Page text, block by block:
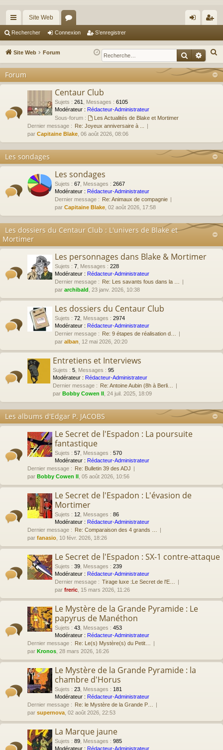
cc
ès
ra
pi
Site Web
or
u
m
ne
xi
nr
eg
ist
Rechercher Connexion S’enregistrer
Site Web Forum
e
h
r
Forum
Centaur Club
Sujets : 261 Messages : 6105
Modérateur : Rédacteur-Administrateur
Sous-forum :
Les Actualités de Blake et Mortimer
Dernier message : Re: Joyeux anniversaire à ...
par Capitaine Blake , 06 août 2026, 08:06
Les sondages
Les sondages
Sujets : 67 Messages : 2667
Modérateur : Rédacteur-Administrateur
Dernier message : Re: Animaux de compagnie
par Capitaine Blake , 02 août 2026, 17:58
Les dossiers du Centaur Club : L'univers de Blake et
Mortimer
Les personnages dans Blake & Mortimer
Sujets : 7 Messages : 228
Modérateur : Rédacteur-Administrateur
Dernier message : Re: Les savants fous dans la …
par archibald , 23 janv. 2026, 10:38
Les dossiers du Centaur Club
Sujets : 72 Messages : 2974
Modérateur : Rédacteur-Administrateur
Dernier message : Re: 9 étapes de réalisation d…
par alban , 12 mai 2026, 20:20
Entretiens et Interviews
Sujets : 5 Messages : 95
Modérateur : Rédacteur-Administrateur
Dernier message : Re: Antoine Aubin (8h à Berli…
par Bobby Cowen II , 24 juil. 2025, 18:09
Les albums d'Edgar P. JACOBS
Le Secret de l'Espadon : La poursuite
fantastique
Sujets : 57 Messages : 570
Modérateur : Rédacteur-Administrateur
Dernier message : Re: Bulletin 39 des ADJ
par Bobby Cowen II , 05 août 2026, 10:56
Le Secret de l'Espadon : L'évasion de
Mortimer
Sujets : 12 Messages : 86
Modérateur : Rédacteur-Administrateur
Dernier message : Re: Comparaison des 4 grands …
par fanasio , 10 févr. 2026, 18:26
Le Secret de l'Espadon : SX-1 contre-attaque
Sujets : 39 Messages : 239
Modérateur : Rédacteur-Administrateur
Dernier message : Tirage luxe :Le Secret de l'E…
par freric , 15 mars 2026, 11:26
Le Mystère de la Grande Pyramide : Le
papyrus de Manéthon
Sujets : 43 Messages : 453
Modérateur : Rédacteur-Administrateur
Dernier message : Re: Le(s) Mystère(s) du Petit…
par Kronos , 28 mars 2026, 16:26
Le Mystère de la Grande Pyramide : la
chambre d'Horus
Sujets : 23 Messages : 181
Modérateur : Rédacteur-Administrateur
Dernier message : Re: le Mystère de la Grande P…
par supernova , 02 août 2026, 22:53
La Marque jaune
Sujets : 89 Messages : 985
Modérateur : Rédacteur-Administrateur